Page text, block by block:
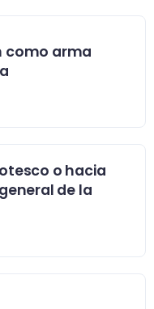
como arma
o hacia
de la